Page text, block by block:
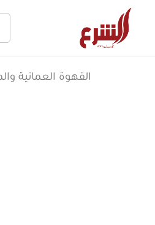
القهوة العمانية